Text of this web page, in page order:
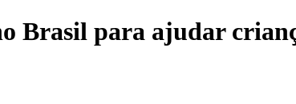
Brasil para ajudar